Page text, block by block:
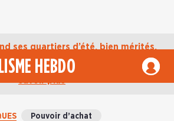
ses quartiers d’été, bien mérités,
1er septembre. D’ici là, retrouvez
sur notre compte Bluesky. En
HEBDO
Pouvoir d’achat